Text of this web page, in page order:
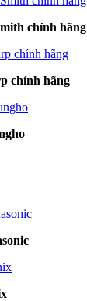
chính hãng
chính hãng